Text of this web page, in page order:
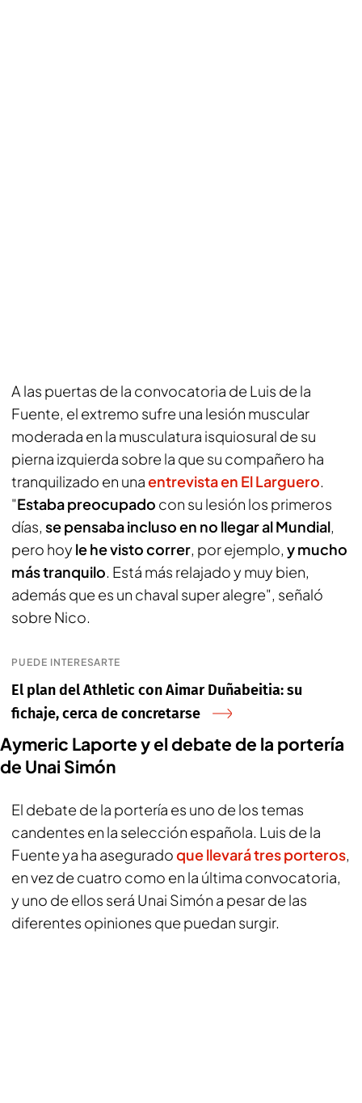
A las puertas de la convocatoria de Luis de la
Fuente, el extremo sufre una lesión muscular
moderada en la musculatura isquiosural de su
pierna izquierda sobre la que su compañero ha
tranquilizado en unaentrevista en El Larguero.
"Estaba preocupado con su lesión los primeros
días, se pensaba incluso en no llegar al Mundial,
pero hoy le he visto correr, por ejemplo, y mucho
más tranquilo. Está más relajado y muy bien,
además que es un chaval super alegre", señaló
sobre Nico.
PUEDE INTERESARTE
El plan del Athletic con Aimar Duñabeitia: su
fichaje, cerca de concretarse
Aymeric Laporte y el debate de la portería
de Unai Simón
El debate de la portería es uno de los temas
candentes en la selección española. Luis de la
Fuente ya ha aseguradoque llevará tres porteros,
en vez de cuatro como en la última convocatoria,
y uno de ellos será Unai Simón a pesar de las
diferentes opiniones que puedan surgir.